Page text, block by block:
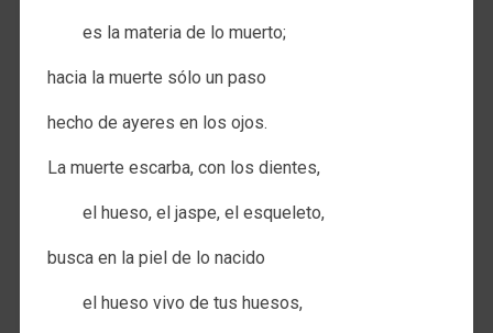
es la materia de lo muerto;
hacia la muerte sólo un paso
hecho de ayeres en los ojos.
La muerte escarba, con los dientes,
el hueso, el jaspe, el esqueleto,
busca en la piel de lo nacido
el hueso vivo de tus huesos,